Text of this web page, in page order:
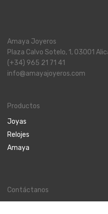
Amaya Joyeros
Plaza Calvo Sotelo, 1, 03001
(+34) 965 21 71 41
info@amayajoyeros.com
Productos
Joyas
Relojes
Amaya
Contáctanos